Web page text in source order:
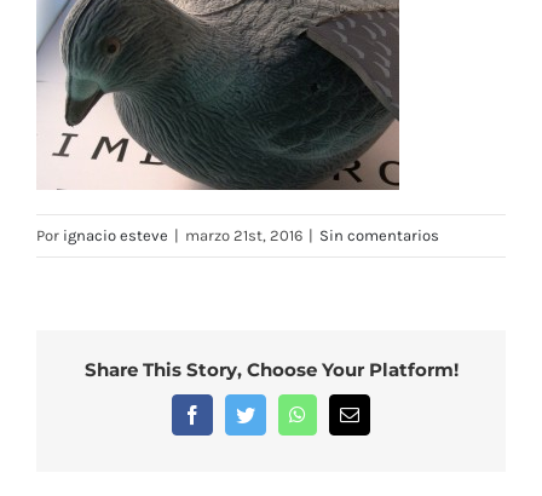
Por ignacio esteve | marzo 21st, 2016 | Sin comentarios
Share This Story, Choose Your Platform!
FacebookTwitter WhatsAppCorreo
electrónico